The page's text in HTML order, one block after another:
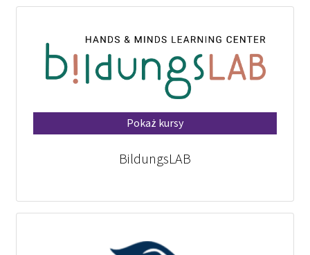
Pokaż kursy
BildungsLAB